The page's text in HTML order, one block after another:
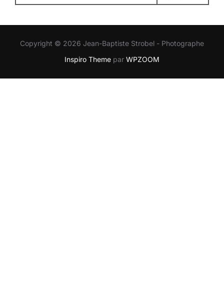
pour :
Copyright © 2026 Jean-Baptiste Strobel - Photographe
Inspiro Theme par WPZOOM